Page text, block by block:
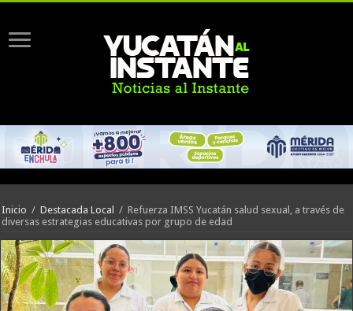
Inicio / Destacada Local / Refuerza IMSS Yucatán salud sexual, a través de
diversas estrategias educativas por grupo de edad